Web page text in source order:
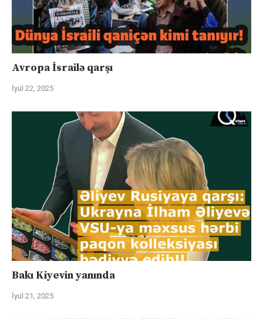
Avropa İsrailə qarşı
İyul 22, 2025
Bakı Kiyevin yanında
İyul 21, 2025